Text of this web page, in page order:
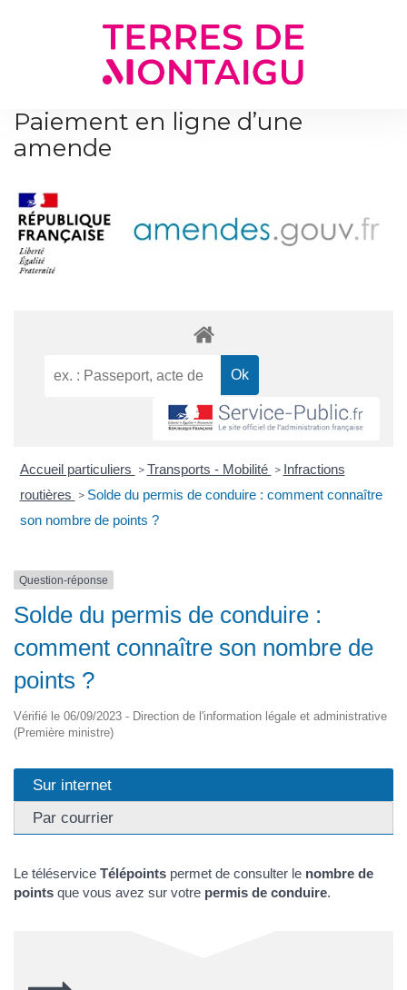
Paiement en ligne d’une
amende
Accueil particuliers > Transports - Mobilité > Infractions
routières > Solde du permis de conduire : comment connaître
son nombre de points ?
Question-réponse
Solde du permis de conduire :
comment connaître son nombre de
points ?
Vérifié le 06/09/2023 - Direction de l'information légale et administrative
(Première ministre)
Sur internet
Par courrier
Le téléservice Télépoints permet de consulter le nombre de
points que vous avez sur votre permis de conduire.